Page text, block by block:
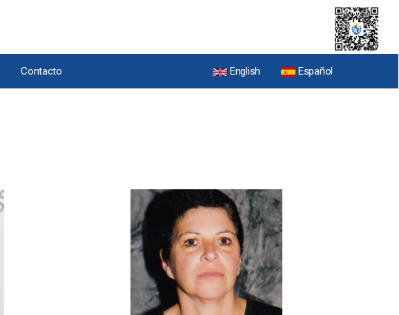
Contacto English Español